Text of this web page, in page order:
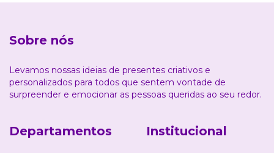
Sobre nós
Levamos nossas ideias de presentes criativos e
personalizados para todos que sentem vontade de
surpreender e emocionar as pessoas queridas ao seu redor.
Departamentos Institucional